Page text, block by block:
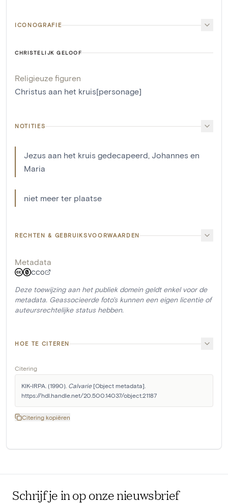
ICONOGRAFIE
CHRISTELIJK GELOOF
Religieuze figuren
Christus aan het kruis[personage]
NOTITIES
Jezus aan het kruis gedecapeerd, Johannes en
Maria
niet meer ter plaatse
RECHTEN & GEBRUIKSVOORWAARDEN
Metadata
CC0
Deze toewijzing aan het publiek domein geldt enkel voor de
metadata. Geassocieerde foto's kunnen een eigen licentie of
auteursrechtelijke status hebben.
HOE TE CITEREN
Citering
KIK-IRPA. (1990). Calvarie [Object metadata].
https://hdl.handle.net/20.500.14037/object.21187
Citering kopiëren
Schrijf je in op onze nieuwsbrief